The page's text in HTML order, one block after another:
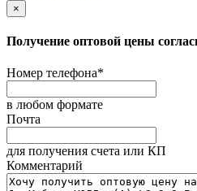
×
Получение оптовой цены
Номер телефона*
в любом формате
Почта
для получения счета или КП
Комментарий